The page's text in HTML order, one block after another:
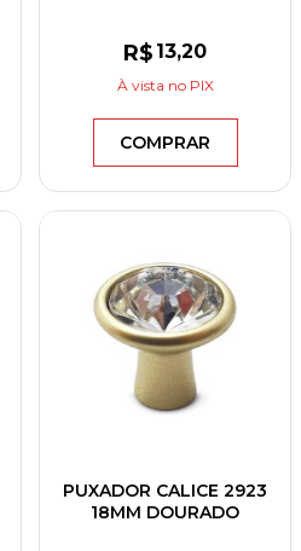
R$ 13,20
À vista no PIX
COMPRAR
PUXADOR CALICE 2923
18MM DOURADO